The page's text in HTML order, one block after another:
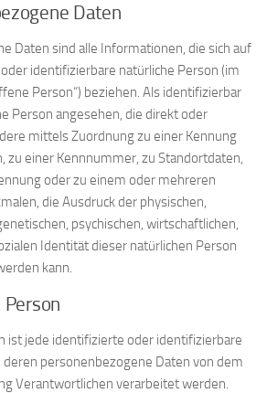
Daten
Daten sind alle Informationen, die sich auf
identifizierbare natürliche Person (im
Person“) beziehen. Als identifizierbar
Person angesehen, die direkt oder
mittels Zuordnung zu einer Kennung
zu einer Kennnummer, zu Standortdaten,
oder zu einem oder mehreren
die Ausdruck der physischen,
psychischen, wirtschaftlichen,
Identität dieser natürlichen Person
kann.
ist jede identifizierte oder identifizierbare
deren personenbezogene Daten von dem
Verantwortlichen verarbeitet werden.